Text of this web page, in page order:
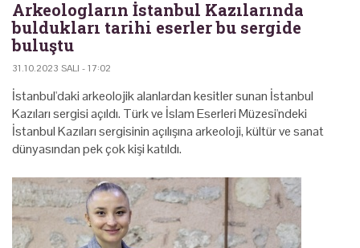
Arkeologların İstanbul Kazılarında
buldukları tarihi eserler bu sergide
buluştu
31.10.2023 SALI - 17:02
İstanbul'daki arkeolojik alanlardan kesitler sunan İstanbul
Kazıları sergisi açıldı. Türk ve İslam Eserleri Müzesi'ndeki
İstanbul Kazıları sergisinin açılışına arkeoloji, kültür ve sanat
dünyasından pek çok kişi katıldı.